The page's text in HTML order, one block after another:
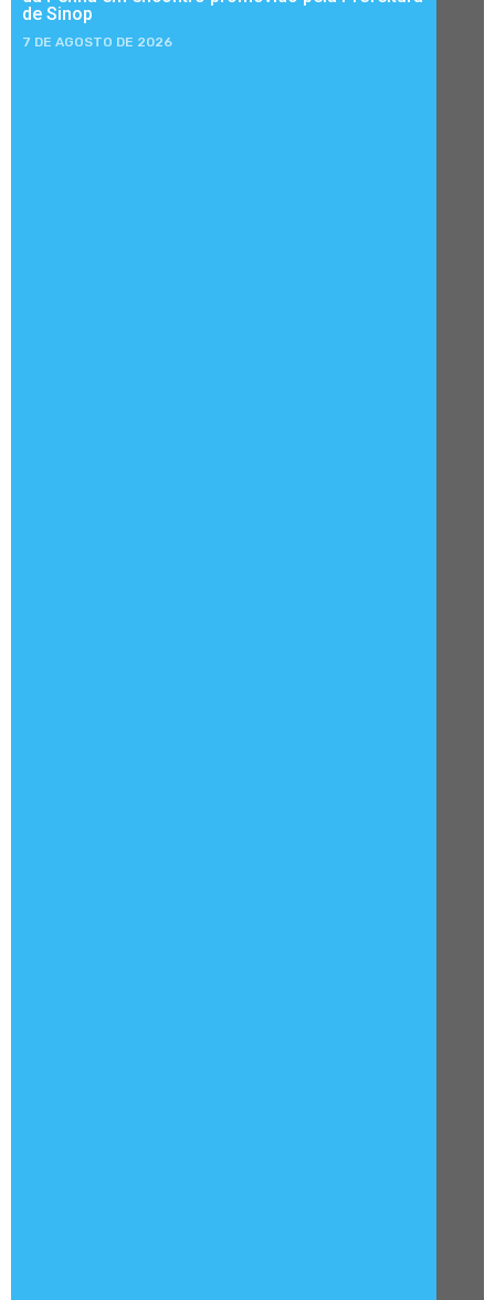
de Sinop
7 DE AGOSTO DE 2026